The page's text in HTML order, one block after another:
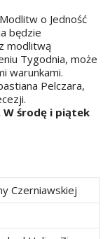
o Jedność
będzie
modlitwą
Tygodnia, może
warunkami.
Pelczara,
W środę i piątek
Czerniawskiej